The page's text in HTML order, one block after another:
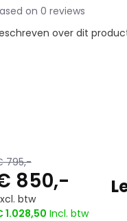
on 0 reviews
over dit
795,-
850,-
btw
1.028,50 Incl. btw